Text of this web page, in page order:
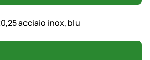
acciaio inox, blu